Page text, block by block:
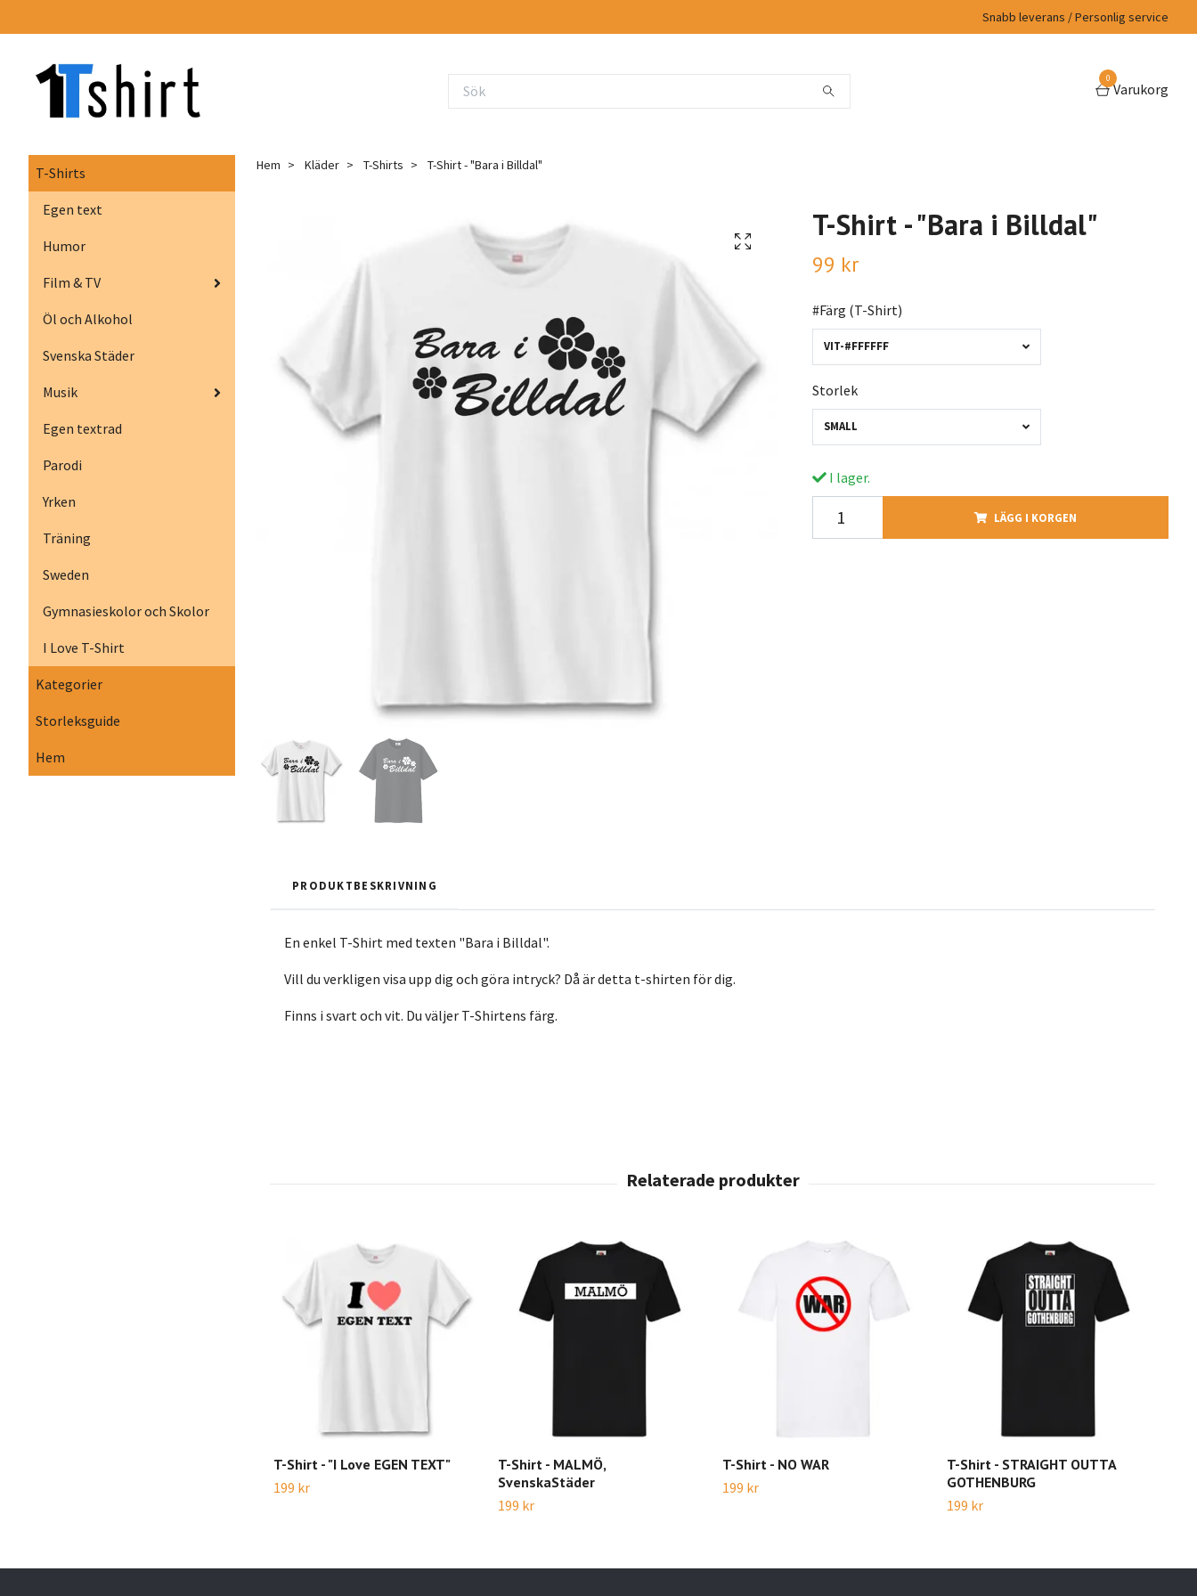
Snabb leverans / Personlig service
0
Varukorg
T-Shirts
Egen text
Humor
Film & TV
Öl och Alkohol
Svenska Städer
Musik
Egen textrad
Parodi
Yrken
Träning
Sweden
Gymnasieskolor och Skolor
I Love T-Shirt
Kategorier
Storleksguide
Hem
Hem Kläder T-Shirts T-Shirt - "Bara i Billdal"
T-Shirt - "Bara i Billdal"
99 kr
#Färg (T-Shirt)
VIT-#FFFFFF
Storlek
SMALL
I lager.
LÄGG I KORGEN
PRODUKTBESKRIVNING
En enkel T-Shirt med texten "Bara i Billdal".
Vill du verkligen visa upp dig och göra intryck? Då är detta t-shirten för dig.
Finns i svart och vit. Du väljer T-Shirtens färg.
T-Shirt - "I Love EGEN TEXT"
199 kr
T-Shirt - MALMÖ,
SvenskaStäder
199 kr
T-Shirt - NO WAR
199 kr
T-Shirt - STRAIGHT OUTTA
GOTHENBURG
199 kr